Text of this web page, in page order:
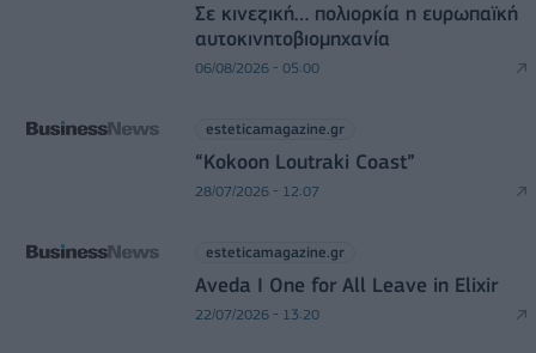
Σε κινεζική… πολιορκία η ευρωπαϊκή
αυτοκινητοβιομηχανία
06/08/2026 - 05:00
esteticamagazine.gr
“Kokoon Loutraki Coast”
28/07/2026 - 12:07
esteticamagazine.gr
Aveda I One for All Leave in Elixir
22/07/2026 - 13:20